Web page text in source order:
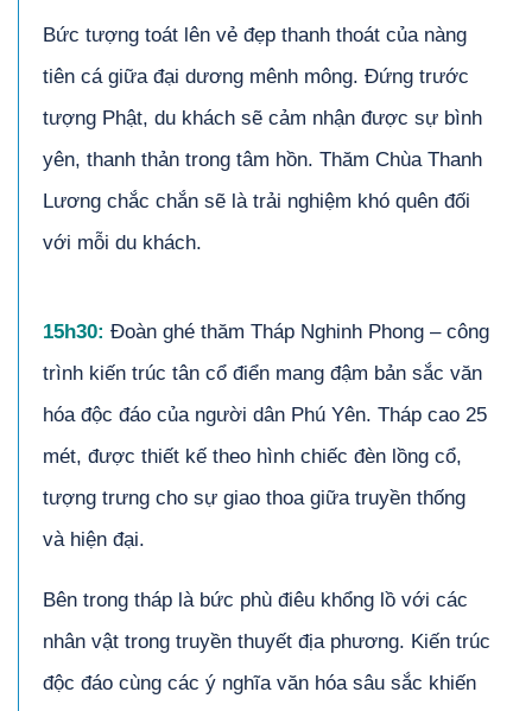
Bức tượng toát lên vẻ đẹp thanh thoát của nàng
tiên cá giữa đại dương mênh mông. Đứng trước
tượng Phật, du khách sẽ cảm nhận được sự bình
yên, thanh thản trong tâm hồn. Thăm Chùa Thanh
Lương chắc chắn sẽ là trải nghiệm khó quên đối
với mỗi du khách.
15h30: Đoàn ghé thăm Tháp Nghinh Phong – công
trình kiến trúc tân cổ điển mang đậm bản sắc văn
hóa độc đáo của người dân Phú Yên. Tháp cao 25
mét, được thiết kế theo hình chiếc đèn lồng cổ,
tượng trưng cho sự giao thoa giữa truyền thống
và hiện đại.
Bên trong tháp là bức phù điêu khổng lồ với các
nhân vật trong truyền thuyết địa phương. Kiến trúc
độc đáo cùng các ý nghĩa văn hóa sâu sắc khiến